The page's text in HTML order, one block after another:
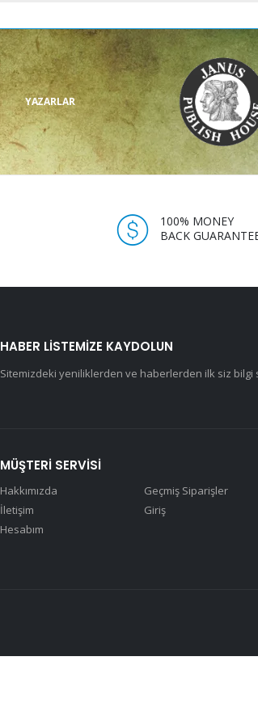
YAZARLAR
100% MONEY
BACK
HABER LISTEMIZE KAYDOLUN
Sitemizdeki yeniliklerden ve haberlerden ilk siz bilgi
MÜŞTERI SERVISI
Hakkımızda
İletişim
Hesabım
Geçmiş Siparişler
Giriş